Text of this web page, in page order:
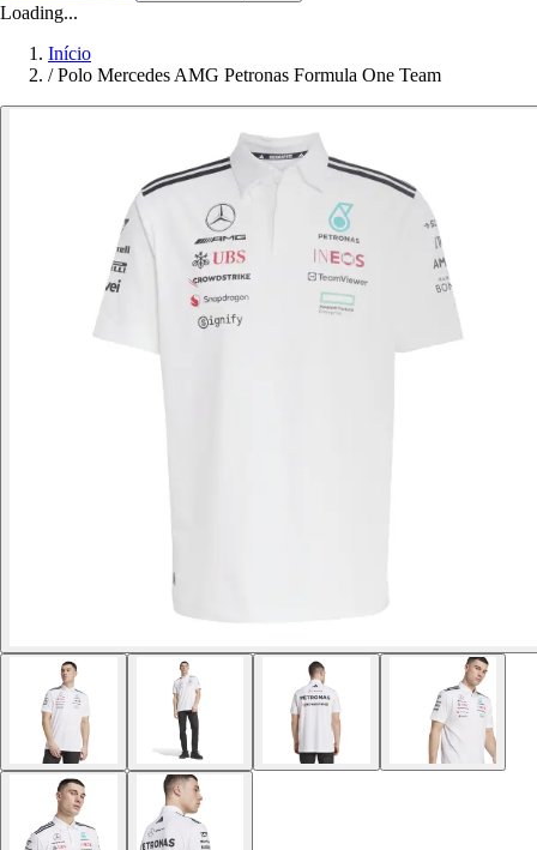
Loading...
Início
/ Polo Mercedes AMG Petronas Formula One Team